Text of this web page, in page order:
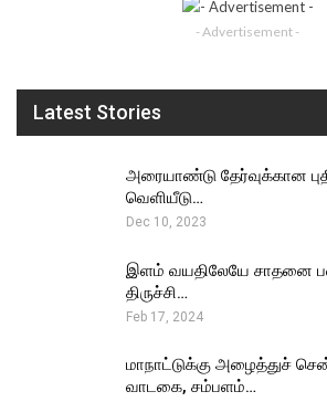
- Advertisement -
Latest Stories
அரையாண்டு தேர்வுக்கான
வெளியீடு…
Dec 10, 2023
இளம் வயதிலேயே சாதனை
திருச்சி…
Feb 17, 2024
மாநாட்டுக்கு அழைத்துச்
வாடகை, சம்பளம்…